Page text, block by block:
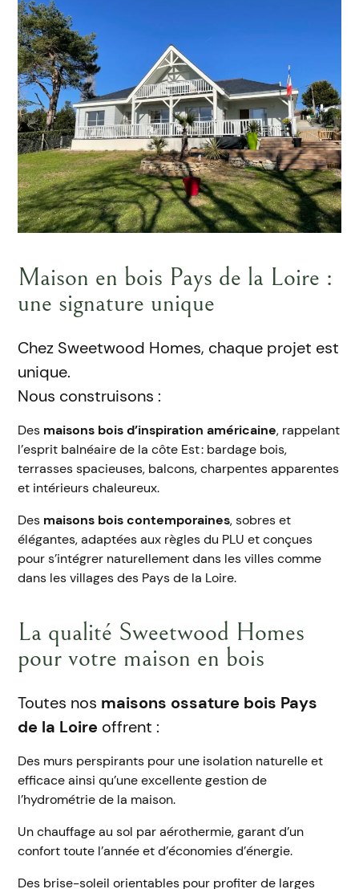
Maison en bois Pays de la Loire :
une signature unique
Chez Sweetwood Homes, chaque projet est
unique.
Nous construisons :
Des maisons bois d’inspiration américaine, rappelant
l’esprit balnéaire de la côte Est : bardage bois,
terrasses spacieuses, balcons, charpentes apparentes
et intérieurs chaleureux.
Des maisons bois contemporaines, sobres et
élégantes, adaptées aux règles du PLU et conçues
pour s’intégrer naturellement dans les villes comme
dans les villages des Pays de la Loire.
La qualité Sweetwood Homes
pour votre maison en bois
Toutes nos maisons ossature bois Pays
de la Loire offrent :
Des murs perspirants pour une isolation naturelle et
efficace ainsi qu’une excellente gestion de
l’hydrométrie de la maison.
Un chauffage au sol par aérothermie, garant d’un
confort toute l’année et d’économies d’énergie.
Des brise-soleil orientables pour profiter de larges